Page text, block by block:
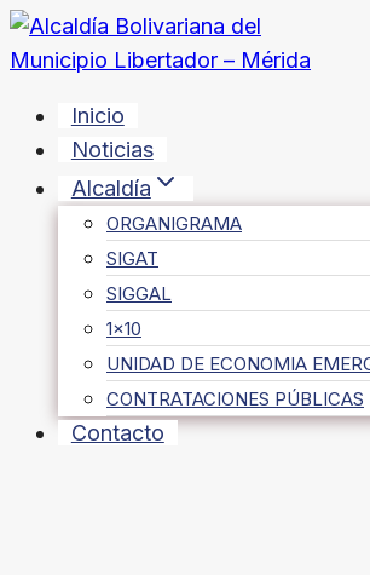
Saltar
al
Inicio
Noticias
Alcaldía
ORGANIGRAMA
SIGAT
SIGGAL
1×10
UNIDAD DE ECONOMIA
CONTRATACIONES PÚBLICAS
Contacto